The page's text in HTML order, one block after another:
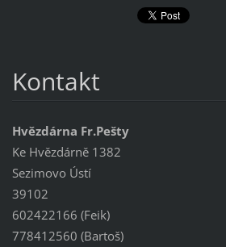
Kontakt
Hvězdárna Fr.Pešty
Ke Hvězdárně 1382
Sezimovo Ústí
39102
602422166 (Feik)
778412560 (Bartoš)